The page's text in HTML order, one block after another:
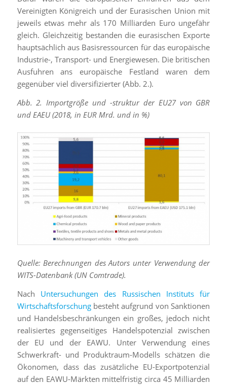
Vereinigten Königreich und der Eurasischen Union mit
jeweils etwas mehr als 170 Milliarden Euro ungefähr
gleich. Gleichzeitig bestanden die eurasischen Exporte
hauptsächlich aus Basisressourcen für das europäische
Industrie-, Transport- und Energiewesen. Die britischen
Ausfuhren ans europäische Festland waren dem
gegenüber viel diversifizierter (Abb. 2.).
Abb. 2. Importgröße und -struktur der EU27 von GBR
und EAEU (2018, in EUR Mrd. und in %)
Quelle: Berechnungen des Autors unter Verwendung der
WITS-Datenbank (UN Comtrade).
Nach Untersuchungen des Russischen Instituts für
Wirtschaftsforschungbesteht aufgrund von Sanktionen
und Handelsbeschränkungen ein großes, jedoch nicht
realisiertes gegenseitiges Handelspotenzial zwischen
der EU und der EAWU. Unter Verwendung eines
Schwerkraft- und Produktraum-Modells schätzen die
Ökonomen, dass das zusätzliche EU-Exportpotenzial
auf den EAWU-Märkten mittelfristig circa 45 Milliarden